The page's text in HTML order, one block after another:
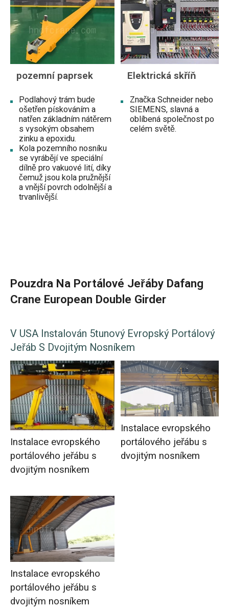
pozemní paprsek
Podlahový trám bude
ošetřen pískováním a
natřen základním nátěrem
s vysokým obsahem
zinku a epoxidu.
Kola pozemního nosníku
se vyrábějí ve speciální
dílně pro vakuové lití, díky
čemuž jsou kola pružnější
a vnější povrch odolnější a
trvanlivější.
Elektrická skříň
Značka Schneider nebo
SIEMENS, slavná a
oblíbená společnost po
celém světě.
Pouzdra Na Portálové Jeřáby Dafang
Crane European Double Girder
V USA Instalován 5tunový Evropský Portálový
Jeřáb S Dvojitým Nosníkem
Instalace evropského
portálového jeřábu s
dvojitým nosníkem
Instalace evropského
portálového jeřábu s
dvojitým nosníkem
Instalace evropského
portálového jeřábu s
dvojitým nosníkem